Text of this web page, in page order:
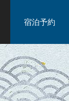
宿泊予約